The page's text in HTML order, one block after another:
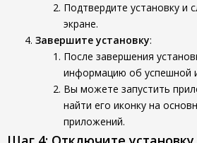
Подтвердите установку и
экране.
Завершите установку:
После завершения
информацию об успешной
Вы можете запустить
найти его иконку на
приложений.